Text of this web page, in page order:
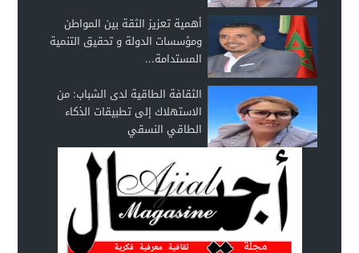
أهمية تعزيز الثقة بين المواطن
ومؤسسات الدولة و تحقيق التنمية
المستدامة...
الثقافة الطاقية لدى الشباب: من
الاستهلاك إلى تطبيقات الذكاء
الطاقي النسقي